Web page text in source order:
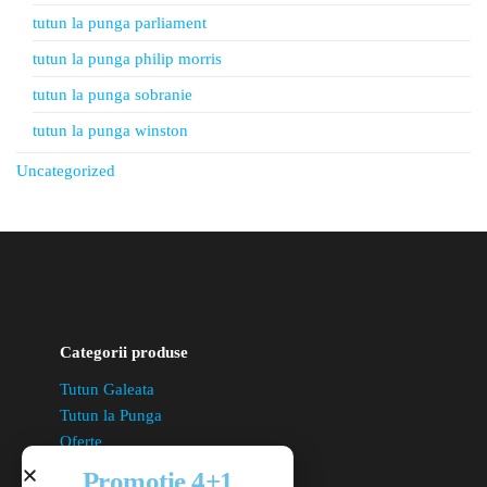
tutun la punga parliament
tutun la punga philip morris
tutun la punga sobranie
tutun la punga winston
Uncategorized
Categorii produse
Tutun Galeata
Tutun la Punga
Oferte